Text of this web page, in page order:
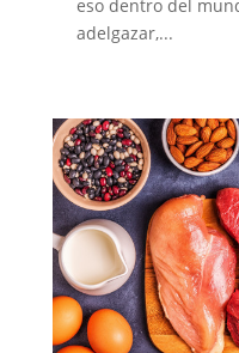
eso dentro del
adelgazar,...